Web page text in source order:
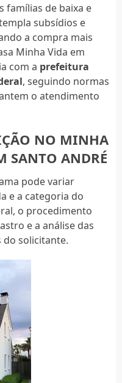
famílias de baixa e
subsídios e
a compra mais
Minha Vida em
com a prefeitura
, seguindo normas
o atendimento
NO MINHA
SANTO ANDRÉ
pode variar
e a categoria do
o procedimento
e a análise das
do solicitante.